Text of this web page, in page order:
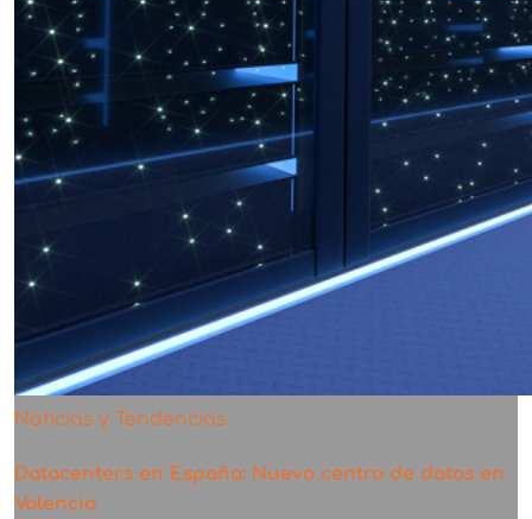
Noticias y Tendencias
Datacenters en España: Nuevo centro de datos en
Valencia